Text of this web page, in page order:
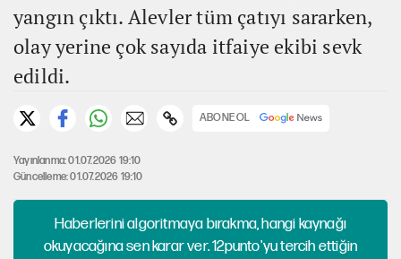
yangın çıktı. Alevler tüm çatıyı sararken,
olay yerine çok sayıda itfaiye ekibi sevk
edildi.
ABONE OL
Yayınlanma: 01.07.2026 19:10
Güncelleme: 01.07.2026 19:10
Haberlerini algoritmaya bırakma, hangi kaynağı
okuyacağına sen karar ver. 12punto'yu tercih ettiğin